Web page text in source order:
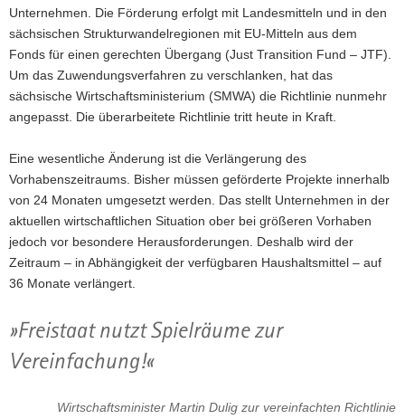
Unternehmen. Die Förderung erfolgt mit Landesmitteln und in den
sächsischen Strukturwandelregionen mit EU-Mitteln aus dem
Fonds für einen gerechten Übergang (Just Transition Fund – JTF).
Um das Zuwendungsverfahren zu verschlanken, hat das
sächsische Wirtschaftsministerium (SMWA) die Richtlinie nunmehr
angepasst. Die überarbeitete Richtlinie tritt heute in Kraft.
Eine wesentliche Änderung ist die Verlängerung des
Vorhabenszeitraums. Bisher müssen geförderte Projekte innerhalb
von 24 Monaten umgesetzt werden. Das stellt Unternehmen in der
aktuellen wirtschaftlichen Situation ober bei größeren Vorhaben
jedoch vor besondere Herausforderungen. Deshalb wird der
Zeitraum – in Abhängigkeit der verfügbaren Haushaltsmittel – auf
36 Monate verlängert.
»Freistaat nutzt Spielräume zur
Vereinfachung!«
Wirtschaftsminister Martin Dulig zur vereinfachten Richtlinie